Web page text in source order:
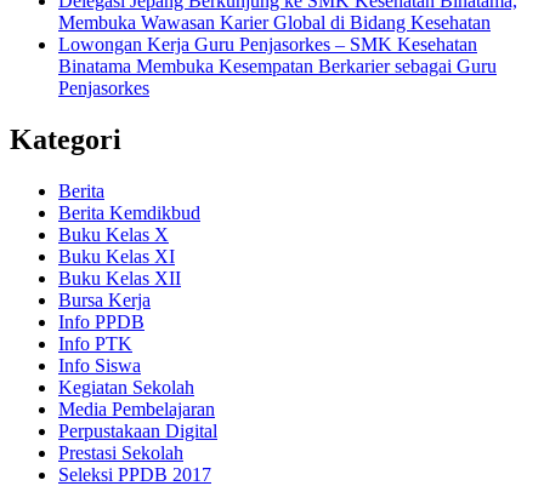
Membuka Wawasan Karier Global di Bidang Kesehatan
Lowongan Kerja Guru Penjasorkes – SMK Kesehatan
Binatama Membuka Kesempatan Berkarier sebagai Guru
Penjasorkes
Kategori
Berita
Berita Kemdikbud
Buku Kelas X
Buku Kelas XI
Buku Kelas XII
Bursa Kerja
Info PPDB
Info PTK
Info Siswa
Kegiatan Sekolah
Media Pembelajaran
Perpustakaan Digital
Prestasi Sekolah
Seleksi PPDB 2017